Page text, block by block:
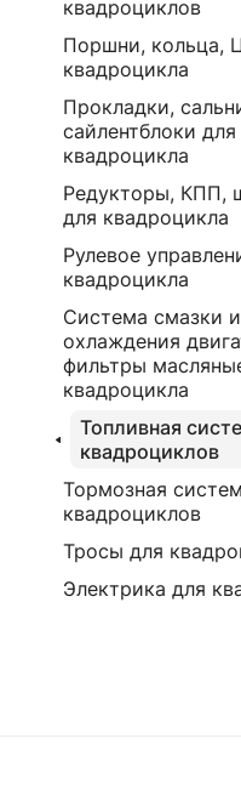
квадроциклов
Поршни, кольца,
квадроцикла
Прокладки,
сайлентблоки для
квадроцикла
Редукторы, КПП,
для квадроцикла
Рулевое
квадроцикла
Система смазки и
охлаждения
фильтры
квадроцикла
Топливная
квадроциклов
Тормозная
квадроциклов
Тросы для
Электрика для